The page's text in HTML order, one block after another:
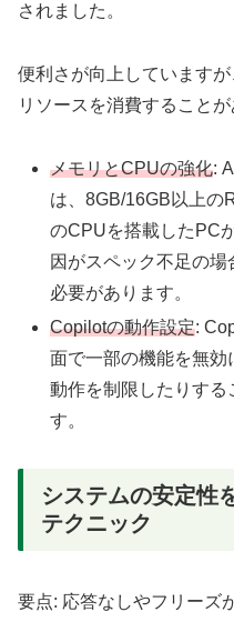
されました。
便利さが向上しています
リソースを消費することが
メモリとCPUの強化:
は、8GB/16GB以上の
のCPUを搭載したPC
因がスペック不足の
必要があります。
Copilotの動作設定:
面で一部の機能を無効
動作を制限したりする
す。
システムの安定性
テクニック
要点: 応答なしやフリーズ